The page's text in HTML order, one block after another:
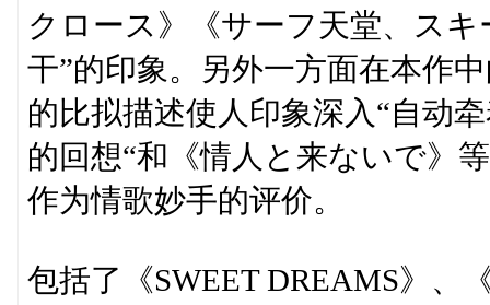
クロース》《サーフ天堂、ス
干”的印象。另外一方面在本作
的比拟描述使人印象深入“自动
的回想“和《情人と来ないで》
作为情歌妙手的评价。
包括了《SWEET DREAMS》、